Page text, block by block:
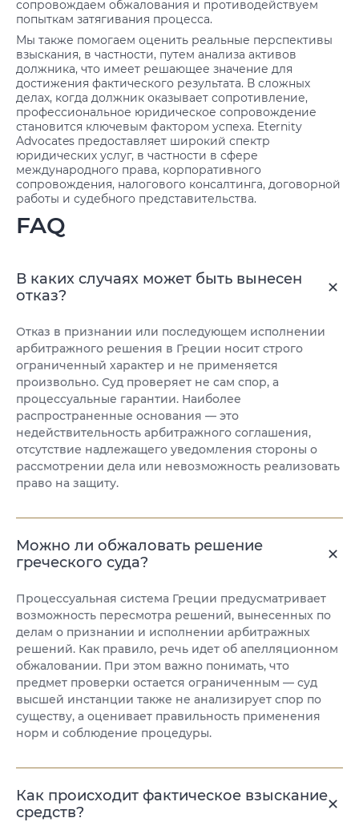
сопровождаем обжалования и противодействуем
попыткам затягивания процесса.
Мы также помогаем оценить реальные перспективы
взыскания, в частности, путем анализа активов
должника, что имеет решающее значение для
достижения фактического результата. В сложных
делах, когда должник оказывает сопротивление,
профессиональное юридическое сопровождение
становится ключевым фактором успеха. Eternity
Advocates предоставляет широкий спектр
юридических услуг, в частности в сфере
международного права, корпоративного
сопровождения, налогового консалтинга, договорной
работы и судебного представительства.
FAQ
В каких случаях может быть вынесен
отказ?
Отказ в признании или последующем исполнении
арбитражного решения в Греции носит строго
ограниченный характер и не применяется
произвольно. Суд проверяет не сам спор, а
процессуальные гарантии. Наиболее
распространенные основания — это
недействительность арбитражного соглашения,
отсутствие надлежащего уведомления стороны о
рассмотрении дела или невозможность реализовать
право на защиту.
Можно ли обжаловать решение
греческого суда?
Процессуальная система Греции предусматривает
возможность пересмотра решений, вынесенных по
делам о признании и исполнении арбитражных
решений. Как правило, речь идет об апелляционном
обжаловании. При этом важно понимать, что
предмет проверки остается ограниченным — суд
высшей инстанции также не анализирует спор по
существу, а оценивает правильность применения
норм и соблюдение процедуры.
Как происходит фактическое взыскание
средств?